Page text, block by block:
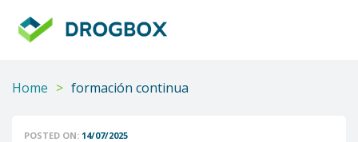
Home > formación continua
POSTED ON: 14/07/2025